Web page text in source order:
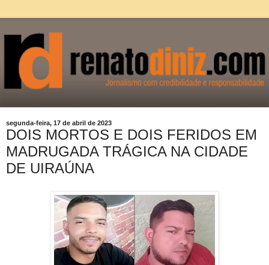
segunda-feira, 17 de abril de 2023
DOIS MORTOS E DOIS FERIDOS EM
MADRUGADA TRÁGICA NA CIDADE
DE UIRAÚNA